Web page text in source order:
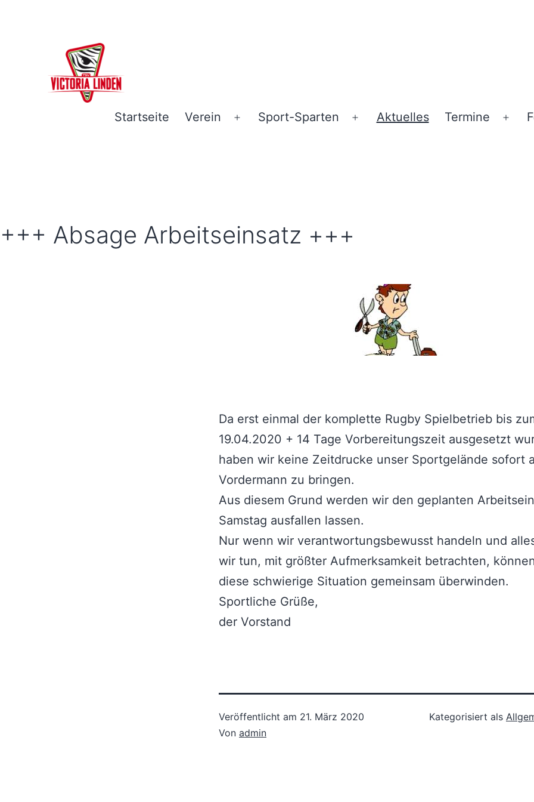
Startseite Verein
Menü
Sport-Sparten
Menü
Aktuelles Termine
+++ Absage Arbeitseinsatz +++
Da erst einmal der komplette Rugby Spielbetrieb bis
19.04.2020 + 14 Tage Vorbereitungszeit ausgesetzt
haben wir keine Zeitdrucke unser Sportgelände sofort
Vordermann zu bringen.
Aus diesem Grund werden wir den geplanten
Samstag ausfallen lassen.
Nur wenn wir verantwortungsbewusst handeln und
wir tun, mit größter Aufmerksamkeit betrachten,
diese schwierige Situation gemeinsam überwinden.
Sportliche Grüße,
der Vorstand
Veröffentlicht am 21. März 2020
Von admin
Kategorisiert als